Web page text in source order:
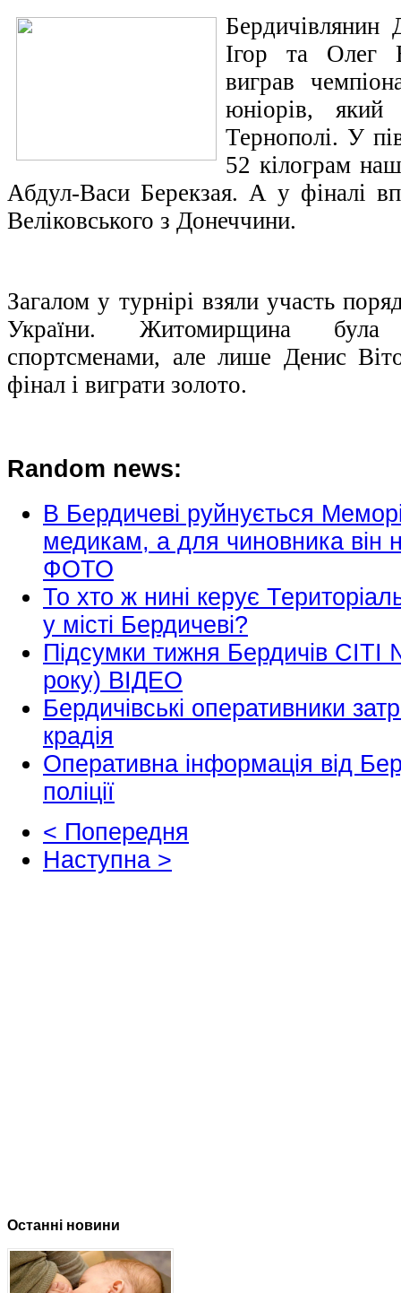
Бердичівлянин
Ігор та Олег
виграв
юніорів,
Тернополі. У
52 кілограм
Абдул-Васи Берекзая. А у фіналі
Веліковського з Донеччини.
Загалом у турнірі взяли участь
України. Житомирщина була
спортсменами, але лише Денис
фінал і виграти золото.
Random news:
В Бердичеві руйнується
медикам, а для чиновника він
ФОТО
То хто ж нині керує
у місті Бердичеві?
Підсумки тижня Бердичів
року) ВІДЕО
Бердичівські оперативники
крадія
Оперативна інформація від
поліції
< Попередня
Наступна >
Останні новини